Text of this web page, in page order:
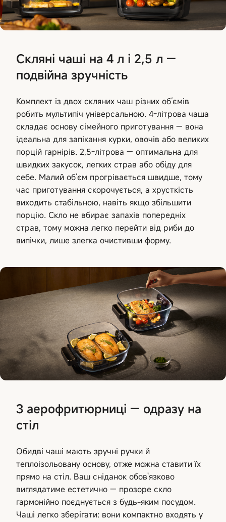
Скляні чаші на 4 л і 2,5 л —
подвійна зручність
Комплект із двох скляних чаш різних об’ємів
робить мультипіч універсальною. 4-літрова чаша
складає основу сімейного приготування — вона
ідеальна для запікання курки, овочів або великих
порцій гарнірів. 2,5-літрова — оптимальна для
швидких закусок, легких страв або обіду для
себе. Малий об’єм прогрівається швидше, тому
час приготування скорочується, а хрусткість
виходить стабільною, навіть якщо збільшити
порцію. Скло не вбирає запахів попередніх
страв, тому можна легко перейти від риби до
випічки, лише злегка очистивши форму.
З аерофритюрниці — одразу на
стіл
Обидві чаші мають зручні ручки й
теплоізольовану основу, отже можна ставити їх
прямо на стіл. Ваш сніданок обов'язково
виглядатиме естетично — прозоре скло
гармонійно поєднується з будь-яким посудом.
Чаші легко зберігати: вони компактно входять у